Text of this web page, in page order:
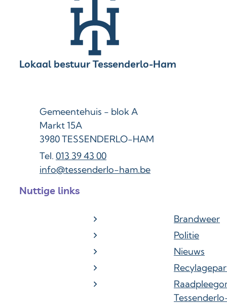
Contact & openingsuren
Lokaal bestuur Tessenderlo-Ham
AdresGemeentehuis - blok A
Markt 15A
,3980TESSENDERLO-HAM
013 39 43 00
E-mailinfo@tessenderlo-ham.be
Nuttige links
Brandweer
Politie
Nieuws